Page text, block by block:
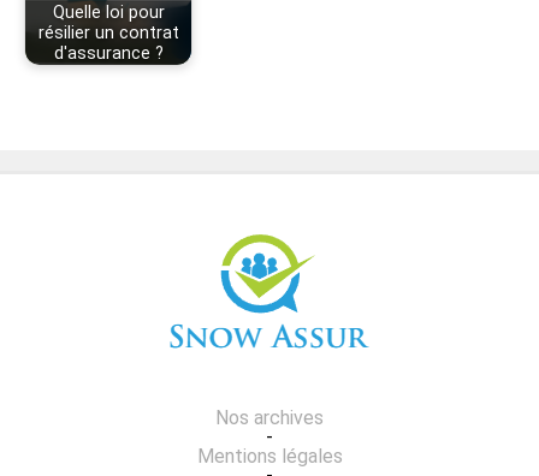
Quelle loi pour
résilier un contrat
d'assurance ?
Nos archives
-
Mentions légales